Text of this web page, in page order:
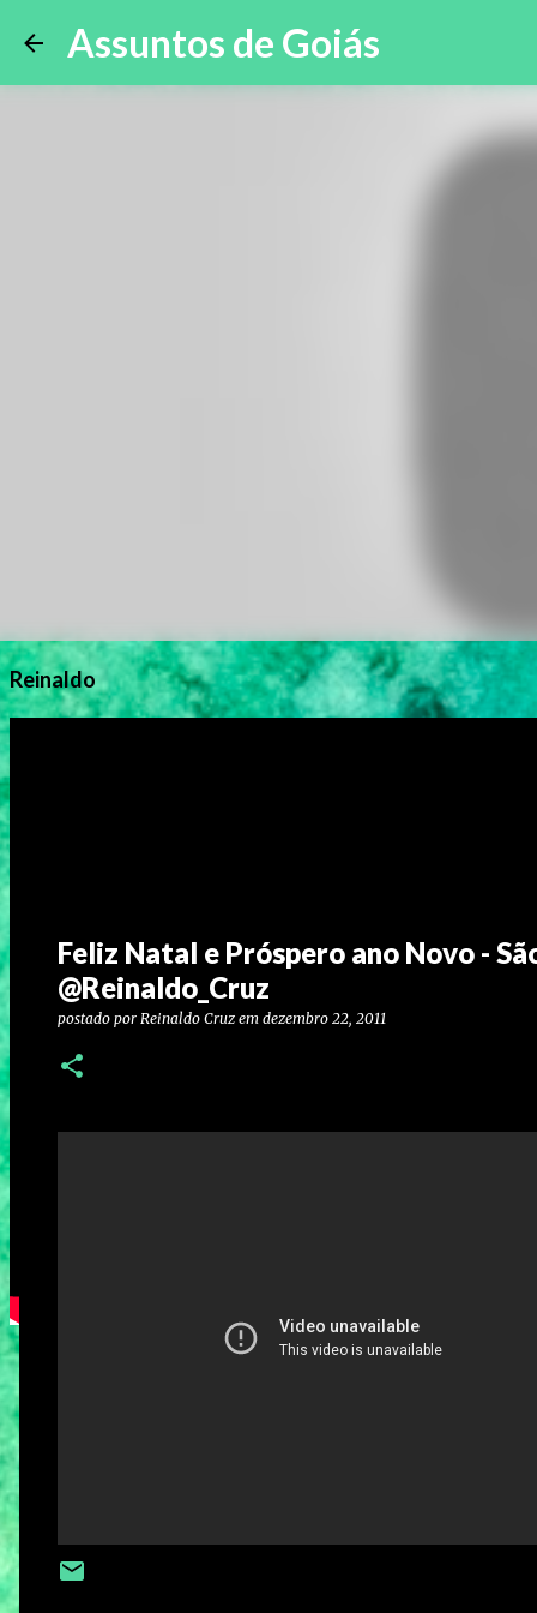
Assuntos de Goiás
Reinaldo
Feliz Natal e Próspero ano Novo -
@Reinaldo_Cruz
postado por Reinaldo Cruz em dezembro 22, 2011